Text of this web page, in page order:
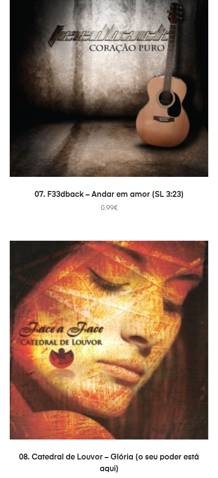
ADICIONAR
07. F33dback – Andar em amor (SL 3:23)
0.99€
ADICIONAR
08. Catedral de Louvor – Glória (o seu poder está
aqui)